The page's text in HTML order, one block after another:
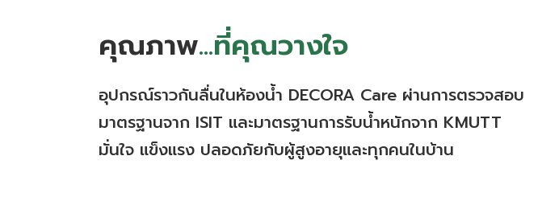
คุณภาพ...ที่คุณวางใจ
อุปกรณ์ราวกันลื่นในห้องน้ำ DECORA Care ผ่านการตรวจสอบ
มาตรฐานจาก ISIT และมาตรฐานการรับน้ำหนักจาก KMUTT
มั่นใจ แข็งแรง ปลอดภัยกับผู้สูงอายุและทุกคนในบ้าน